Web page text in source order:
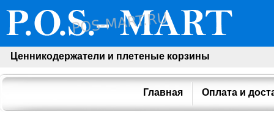
Ценникодержатели и плетеные корзины
Главная Оплата и